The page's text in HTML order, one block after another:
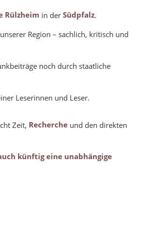
Rülzheim in der Südpfalz.
Region – sachlich, kritisch und
noch durch staatliche
Leserinnen und Leser.
Zeit, Recherche und den direkten
künftig eine unabhängige